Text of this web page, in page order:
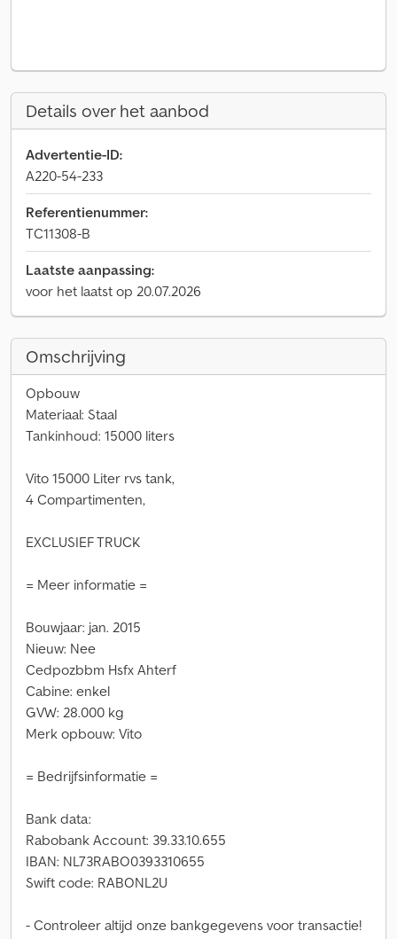
Details over het aanbod
Advertentie-ID:
A220-54-233
Referentienummer:
TC11308-B
Laatste aanpassing:
voor het laatst op 20.07.2026
Omschrijving
Opbouw
Materiaal: Staal
Tankinhoud: 15000 liters
Vito 15000 Liter rvs tank,
4 Compartimenten,
EXCLUSIEF TRUCK
= Meer informatie =
Bouwjaar: jan. 2015
Nieuw: Nee
Cedpozbbm Hsfx Ahterf
Cabine: enkel
GVW: 28.000 kg
Merk opbouw: Vito
= Bedrijfsinformatie =
Bank data:
Rabobank Account: 39.33.10.655
IBAN: NL73RABO0393310655
Swift code: RABONL2U
- Controleer altijd onze bankgegevens voor transactie!